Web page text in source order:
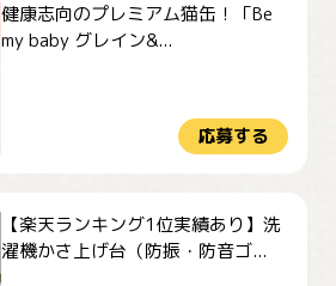
健康志向のプレミアム猫缶！「Be
my baby グレイン&...
応募する
【楽天ランキング1位実績あり】洗
濯機かさ上げ台（防振・防音ゴ...